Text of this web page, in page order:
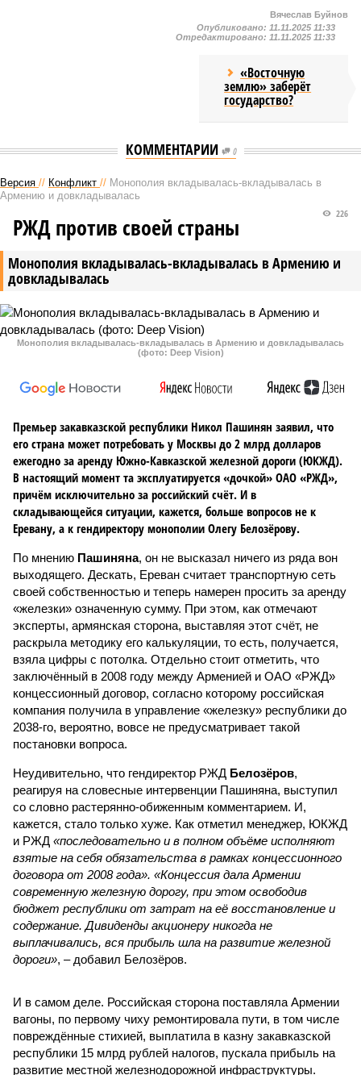
Вячеслав Буйнов
Опубликовано: 11.11.2025 11:33
Отредактировано: 11.11.2025 11:33
«Восточную
землю» заберёт
государство?
КОММЕНТАРИИ 0
Версия // Конфликт // Монополия вкладывалась-вкладывалась в
Армению и довкладывалась
Монополия вкладывалась-вкладывалась в Армению и
довкладывалась
226
РЖД против своей страны
Монополия вкладывалась-вкладывалась в Армению и довкладывалась
(фото: Deep Vision)
Премьер закавказской республики Никол Пашинян заявил, что
его страна может потребовать у Москвы до 2 млрд долларов
ежегодно за аренду Южно-Кавказской железной дороги (ЮКЖД).
В настоящий момент та эксплуатируется «дочкой» ОАО «РЖД»,
причём исключительно за российский счёт. И в
складывающейся ситуации, кажется, больше вопросов не к
Еревану, а к гендиректору монополии Олегу Белозёрову.
По мнению Пашиняна, он не высказал ничего из ряда вон
выходящего. Дескать, Ереван считает транспортную сеть
своей собственностью и теперь намерен просить за аренду
«железки» означенную сумму. При этом, как отмечают
эксперты, армянская сторона, выставляя этот счёт, не
раскрыла методику его калькуляции, то есть, получается,
взяла цифры с потолка. Отдельно стоит отметить, что
заключённый в 2008 году между Арменией и ОАО «РЖД»
концессионный договор, согласно которому российская
компания получила в управление «железку» республики до
2038-го, вероятно, вовсе не предусматривает такой
постановки вопроса.
Неудивительно, что гендиректор РЖД Белозёров,
реагируя на словесные интервенции Пашиняна, выступил
со словно растерянно-обиженным комментарием. И,
кажется, стало только хуже. Как отметил менеджер, ЮКЖД
и РЖД «последовательно и в полном объёме исполняют
взятые на себя обязательства в рамках концессионного
договора от 2008 года». «Концессия дала Армении
современную железную дорогу, при этом освободив
бюджет республики от затрат на её восстановление и
содержание. Дивиденды акционеру никогда не
выплачивались, вся прибыль шла на развитие железной
дороги», – добавил Белозёров.
И в самом деле. Российская сторона поставляла Армении
вагоны, по первому чиху ремонтировала пути, в том числе
повреждённые стихией, выплатила в казну закавказской
республики 15 млрд рублей налогов, пускала прибыль на
развитие местной железнодорожной инфраструктуры.